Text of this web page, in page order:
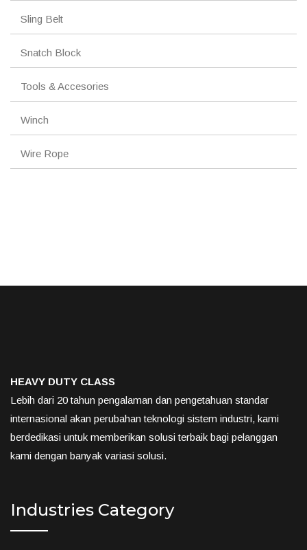
Sling Belt
Snatch Block
Tools & Accesories
Winch
Wire Rope
HEAVY DUTY CLASS
Lebih dari 20 tahun pengalaman dan pengetahuan standar
internasional akan perubahan teknologi sistem industri, kami
berdedikasi untuk memberikan solusi terbaik bagi pelanggan
kami dengan banyak variasi solusi.
Industries Category